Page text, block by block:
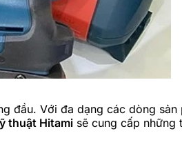
đầu. Với đa dạng các dòng
thuật Hitami sẽ cung cấp những